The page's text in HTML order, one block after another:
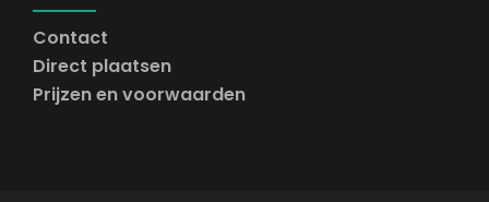
Contact
Direct plaatsen
Prijzen en voorwaarden